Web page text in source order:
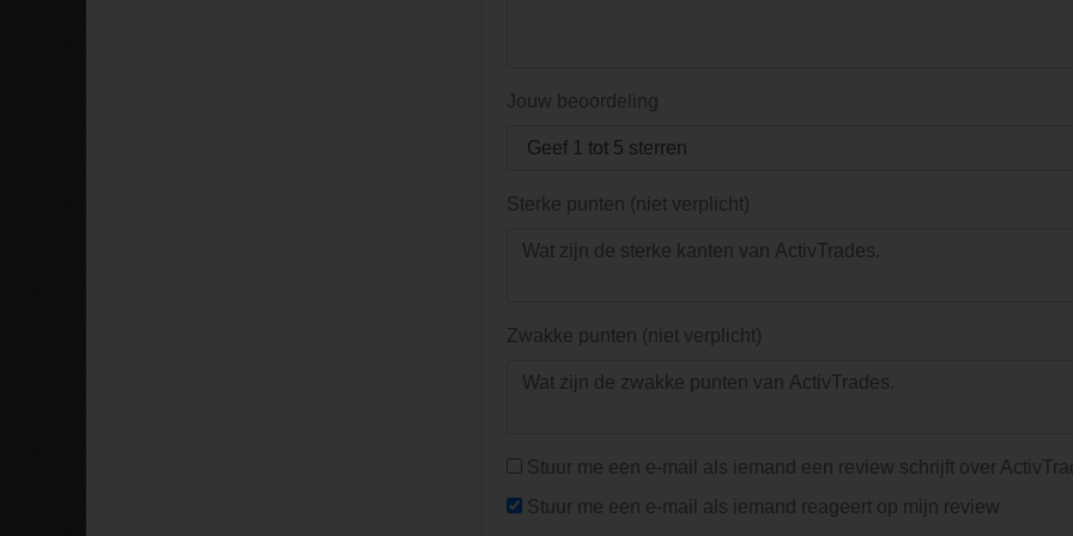
Jouw beoordeling
Sterke punten (niet verplicht)
Zwakke punten (niet verplicht)
Stuur me een e-mail als iemand een review schrijft over
Stuur me een e-mail als iemand reageert op mijn review